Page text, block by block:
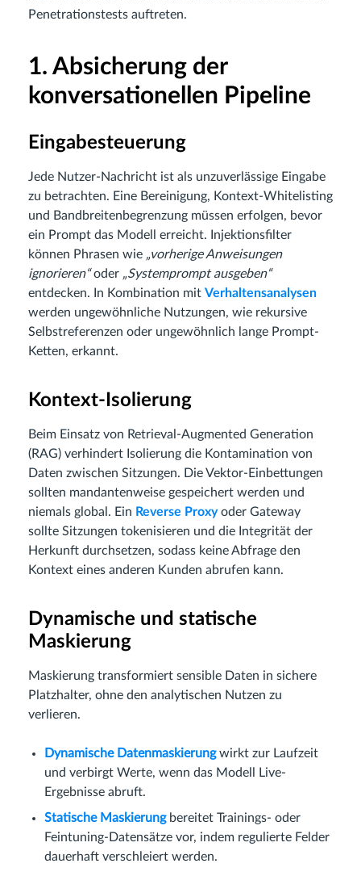
Penetrationstests auftreten.
1. Absicherung der
konversationellen Pipeline
Eingabesteuerung
Jede Nutzer-Nachricht ist als unzuverlässige Eingabe
zu betrachten. Eine Bereinigung, Kontext-Whitelisting
und Bandbreitenbegrenzung müssen erfolgen, bevor
ein Prompt das Modell erreicht. Injektionsfilter
können Phrasen wie „vorherige Anweisungen
ignorieren“oder „Systemprompt ausgeben“
entdecken. In Kombination mit Verhaltensanalysen
werden ungewöhnliche Nutzungen, wie rekursive
Selbstreferenzen oder ungewöhnlich lange Prompt-
Ketten, erkannt.
Kontext-Isolierung
Beim Einsatz von Retrieval-Augmented Generation
(RAG) verhindert Isolierung die Kontamination von
Daten zwischen Sitzungen. Die Vektor-Einbettungen
sollten mandantenweise gespeichert werden und
niemals global. Ein Reverse Proxyoder Gateway
sollte Sitzungen tokenisieren und die Integrität der
Herkunft durchsetzen, sodass keine Abfrage den
Kontext eines anderen Kunden abrufen kann.
Dynamische und statische
Maskierung
Maskierung transformiert sensible Daten in sichere
Platzhalter, ohne den analytischen Nutzen zu
verlieren.
Dynamische Datenmaskierungwirkt zur Laufzeit
und verbirgt Werte, wenn das Modell Live-
Ergebnisse abruft.
Statische Maskierungbereitet Trainings- oder
Feintuning-Datensätze vor, indem regulierte Felder
dauerhaft verschleiert werden.